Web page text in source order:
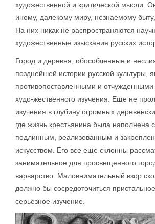
художественной и критической мысли.
иному, далекому миру, незнаемому
На них никак не распространяются
художественные изыскания русских
Город и деревня, обособленные и
позднейшей истории русской культуры,
противопоставленными и отчужденными
худо-жественного изучения. Еще не
изучения в глубину огромных
где жизнь крестьянина была наполнена
подлинным, реализованным и
искусством. Его все еще склонны
занимательное для просвещенного
варварство. Маловнимательный взор
должно бы сосредоточиться
серьезное изучение.